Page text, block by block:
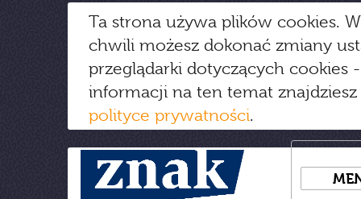
Ta strona używa plików cookies.
chwili możesz dokonać zmiany
przeglądarki dotyczących cookies
informacji na ten temat
polityce prywatności.